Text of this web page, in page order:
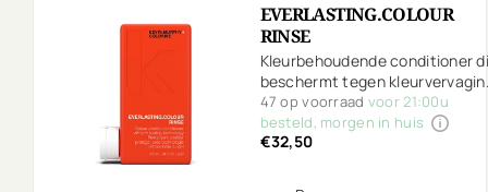
EVERLASTING.COLOUR
RINSE
Kleurbehoudende conditioner
beschermt tegen
de haarconditie verbetert,
verzacht en hydrateert zonder
zwaar te zijn.
47 op voorraad voor 21:00u
besteld, morgen in huis
€32,50